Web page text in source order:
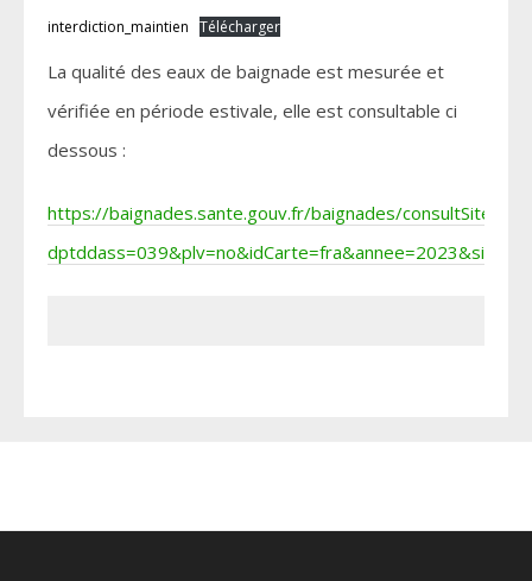
interdiction_maintien Télécharger
La qualité des eaux de baignade est mesurée et
vérifiée en période estivale, elle est consultable ci
dessous :
https://baignades.sante.gouv.fr/baignades/consultSite.do?